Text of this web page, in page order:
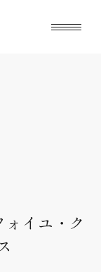
メニュ
イユ・ク